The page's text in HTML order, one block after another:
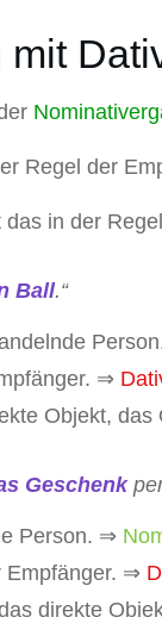
Regel der
das in der
Ball.“
⇒
Objekt,
Geschenk
Person. ⇒
Empfänger. ⇒
direkte